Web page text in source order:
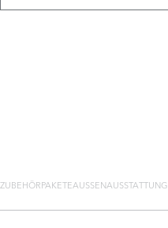
ZUBEHÖRPAKETEAUSSENAUSSTATTUNG